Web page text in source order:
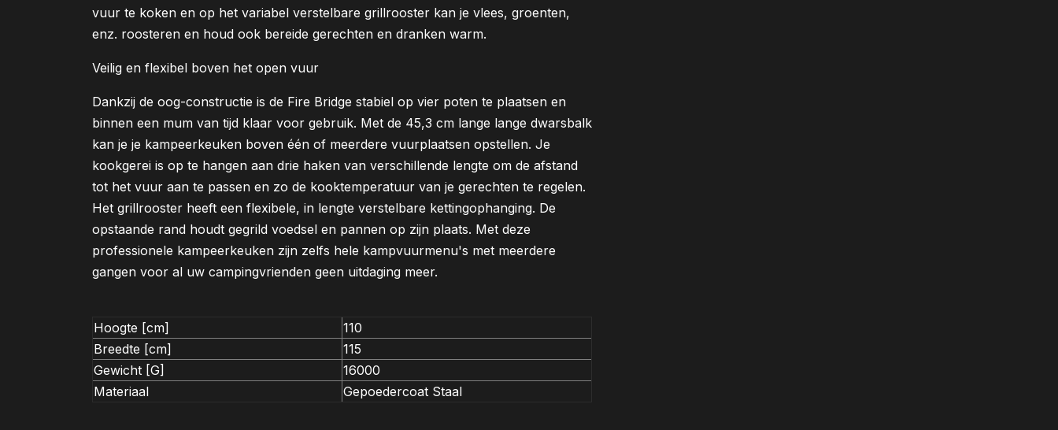
vuur te koken en op het variabel verstelbare grillrooster kan je vlees, groenten,
enz. roosteren en houd ook bereide gerechten en dranken warm.
Veilig en flexibel boven het open vuur
Dankzij de oog-constructie is de Fire Bridge stabiel op vier poten te plaatsen en
binnen een mum van tijd klaar voor gebruik. Met de 45,3 cm lange lange dwarsbalk
kan je je kampeerkeuken boven één of meerdere vuurplaatsen opstellen. Je
kookgerei is op te hangen aan drie haken van verschillende lengte om de afstand
tot het vuur aan te passen en zo de kooktemperatuur van je gerechten te regelen.
Het grillrooster heeft een flexibele, in lengte verstelbare kettingophanging. De
opstaande rand houdt gegrild voedsel en pannen op zijn plaats. Met deze
professionele kampeerkeuken zijn zelfs hele kampvuurmenu's met meerdere
gangen voor al uw campingvrienden geen uitdaging meer.
Hoogte [cm]
110
Breedte [cm]
115
Gewicht [G]
16000
Materiaal
Gepoedercoat Staal